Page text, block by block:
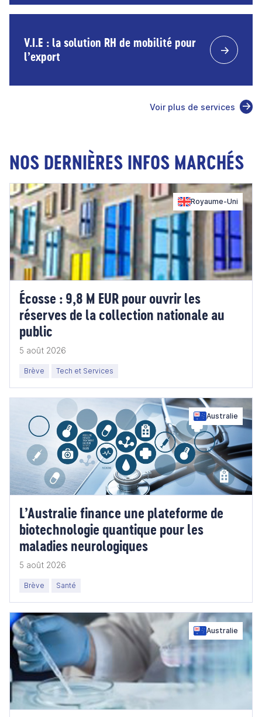
V.I.E : la solution RH de mobilité pour
l’export
Voir plus de services
NOS DERNIÈRES INFOS MARCHÉS
Royaume-Uni
Écosse : 9,8 M EUR pour ouvrir les
réserves de la collection nationale au
public
5 août 2026
Brève Tech et Services
Australie
L’Australie finance une plateforme de
biotechnologie quantique pour les
maladies neurologiques
5 août 2026
Brève Santé
Australie